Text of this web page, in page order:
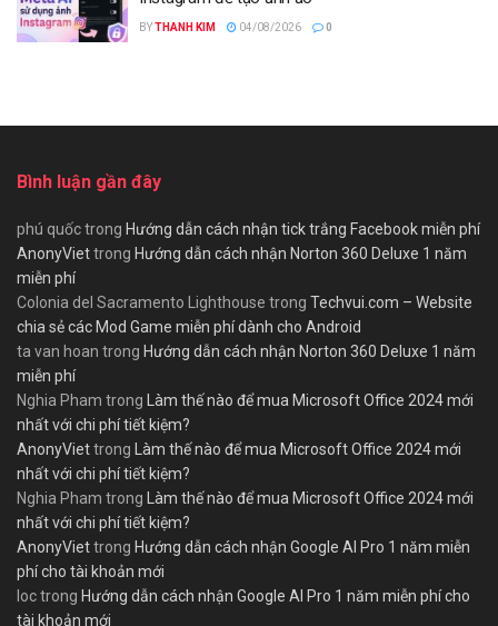
BYTHANH KIM 04/08/2026 0
Bình luận gần đây
phú quốctrong Hướng dẫn cách nhận tick trắng Facebook miễn phí
AnonyViettrong Hướng dẫn cách nhận Norton 360 Deluxe 1 năm
miễn phí
Colonia del Sacramento Lighthouse trong Techvui.com – Website
chia sẻ các Mod Game miễn phí dành cho Android
ta van hoan trong Hướng dẫn cách nhận Norton 360 Deluxe 1 năm
miễn phí
Nghia Pham trong Làm thế nào để mua Microsoft Office 2024 mới
nhất với chi phí tiết kiệm?
AnonyViettrong Làm thế nào để mua Microsoft Office 2024 mới
nhất với chi phí tiết kiệm?
Nghia Pham trong Làm thế nào để mua Microsoft Office 2024 mới
nhất với chi phí tiết kiệm?
AnonyViettrong Hướng dẫn cách nhận Google AI Pro 1 năm miễn
phí cho tài khoản mới
loctrong Hướng dẫn cách nhận Google AI Pro 1 năm miễn phí cho
tài khoản mới